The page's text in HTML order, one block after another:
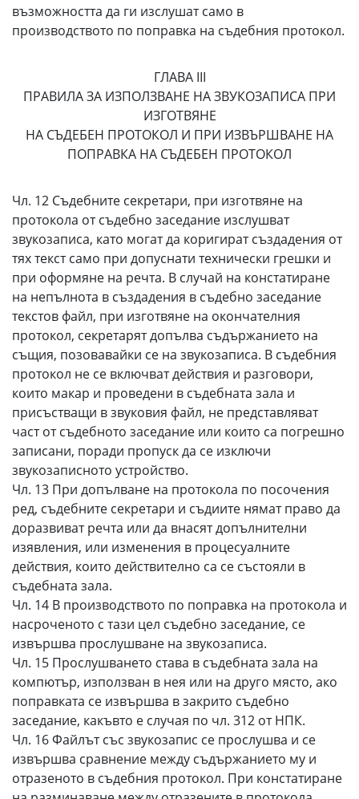
възможността да ги изслушат само в
производството по поправка на съдебния протокол.
ГЛАВА III
ПРАВИЛА ЗА ИЗПОЛЗВАНЕ НА ЗВУКОЗАПИСА ПРИ
ИЗГОТВЯНЕ
НА СЪДЕБЕН ПРОТОКОЛ И ПРИ ИЗВЪРШВАНЕ НА
ПОПРАВКА НА СЪДЕБЕН ПРОТОКОЛ
Чл. 12 Съдебните секретари, при изготвяне на
протокола от съдебно заседание изслушват
звукозаписа, като могат да коригират създадения от
тях текст само при допуснати технически грешки и
при оформяне на речта. В случай на констатиране
на непълнота в създадения в съдебно заседание
текстов файл, при изготвяне на окончателния
протокол, секретарят допълва съдържанието на
същия, позовавайки се на звукозаписа. В съдебния
протокол не се включват действия и разговори,
които макар и проведени в съдебната зала и
присъстващи в звуковия файл, не представляват
част от съдебното заседание или които са погрешно
записани, поради пропуск да се изключи
звукозаписното устройство.
Чл. 13 При допълване на протокола по посочения
ред, съдебните секретари и съдиите нямат право да
доразвиват речта или да внасят допълнителни
изявления, или изменения в процесуалните
действия, които действително са се състояли в
съдебната зала.
Чл. 14 В производството по поправка на протокола и
насроченото с тази цел съдебно заседание, се
извършва прослушване на звукозаписа.
Чл. 15 Прослушването става в съдебната зала на
компютър, използван в нея или на друго място, ако
поправката се извършва в закрито съдебно
заседание, какъвто е случая по чл. 312 от НПК.
Чл. 16 Файлът със звукозапис се прослушва и се
извършва сравнение между съдържанието му и
отразеното в съдебния протокол. При констатиране